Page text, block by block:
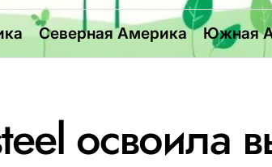
Северная Америка Южная
освоила